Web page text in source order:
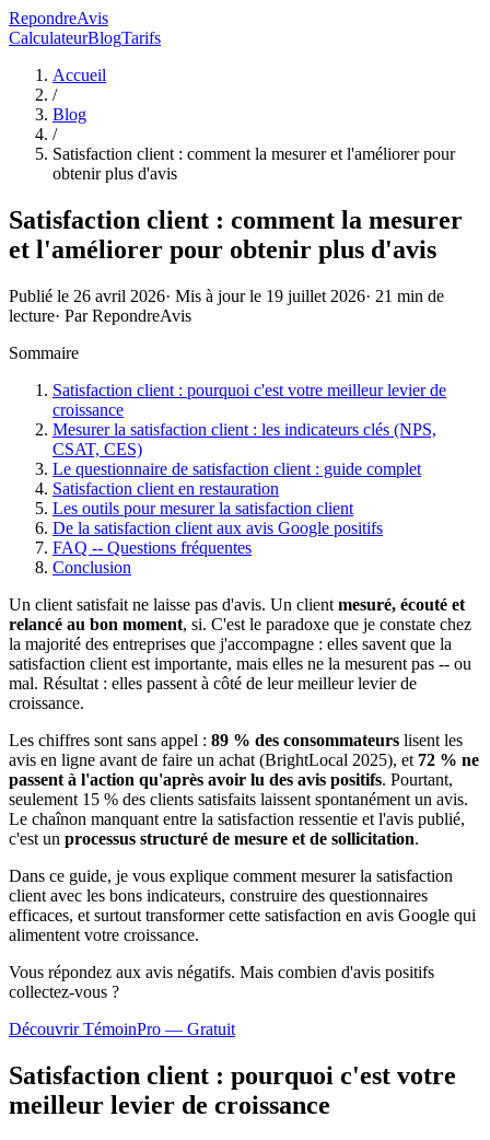
RepondreAvis
CalculateurBlogTarifs
Accueil
/
Blog
/
Satisfaction client : comment la mesurer et l'améliorer pour
obtenir plus d'avis
Satisfaction client : comment la mesurer
et l'améliorer pour obtenir plus d'avis
Publié le 26 avril 2026· Mis à jour le 19 juillet 2026· 21 min de
lecture· ParRepondreAvis
Sommaire
Satisfaction client : pourquoi c'est votre meilleur levier de
croissance
Mesurer la satisfaction client : les indicateurs clés (NPS,
CSAT, CES)
Le questionnaire de satisfaction client : guide complet
Satisfaction client en restauration
Les outils pour mesurer la satisfaction client
De la satisfaction client aux avis Google positifs
FAQ -- Questions fréquentes
Conclusion
Un client satisfait ne laisse pas d'avis. Un client mesuré, écouté et
relancé au bon moment, si. C'est le paradoxe que je constate chez
la majorité des entreprises que j'accompagne : elles savent que la
satisfaction client est importante, mais elles ne la mesurent pas -- ou
mal. Résultat : elles passent à côté de leur meilleur levier de
croissance.
Les chiffres sont sans appel : 89 % des consommateurs lisent les
avis en ligne avant de faire un achat (BrightLocal 2025), et 72 % ne
passent à l'action qu'après avoir lu des avis positifs. Pourtant,
seulement 15 % des clients satisfaits laissent spontanément un avis.
Le chaînon manquant entre la satisfaction ressentie et l'avis publié,
c'est un processus structuré de mesure et de sollicitation.
Dans ce guide, je vous explique comment mesurer la satisfaction
client avec les bons indicateurs, construire des questionnaires
efficaces, et surtout transformer cette satisfaction en avis Google qui
alimentent votre croissance.
Vous répondez aux avis négatifs. Mais combien d'avis positifs
collectez-vous ?
Découvrir TémoinPro — Gratuit
Satisfaction client : pourquoi c'est votre
meilleur levier de croissance